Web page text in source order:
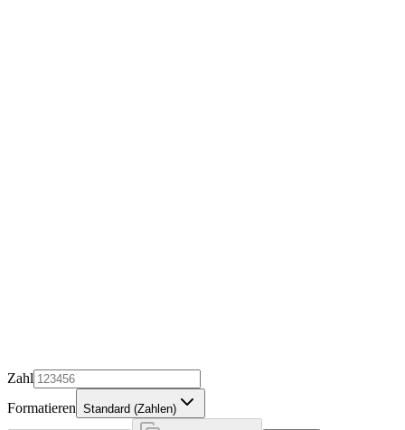
Zahl
Formatieren Standard (Zahlen)